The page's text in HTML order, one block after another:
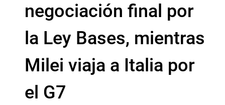
negociación final por
la Ley Bases, mientras
Milei viaja a Italia por
el G7